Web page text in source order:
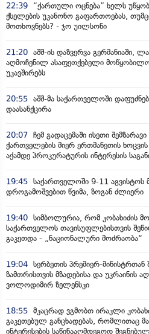
22:39
“ქართული ოცნება” ხელს
ქსელების უკანონო გაფართოებას, თუმცა
მოთხოვნებს? - ჯო უილსონი
21:20 აშშ-ის დაზვერვა გერმანიაში,
აღმოჩენილ ასაფეთქებელი
უკავშირებს
20:55 აშშ-მა საქართველოში
დაასანქცირა
20:07 ჩემ გადაცემაში ისეთი
ქართველების მიერ ერთმანეთის
აქამდე პროკურატურის ინტერესის
19:45 საქართველოში 9-11
დროგამოშვებით წვიმა, ზოგან ძლიერი
19:40 სიმბოლურია, რომ კობახიძის
საქართველოს თავისუფლებისთვის
გაკეთდა - „ნაციონალური მოძრაობა“
19:04 სერბეთის პრემიერ-მინისტრთან
ზამთრისთვის მზადებისა და უკრაინის
ვოლოდიმირ ზელენსკი
18:55 მკაცრად ვგმობთ ირაკლი
გაკეთებულ განცხადებას, რომლითაც
ინტერესების საწინააღმდეგოდ